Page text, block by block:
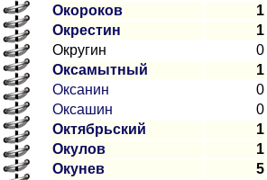
Окороков
1
Окрестин
1
Округин
0
Оксамытный
1
Оксанин
0
Оксашин
0
Октябрьский
1
Окулов
1
Окунев
5